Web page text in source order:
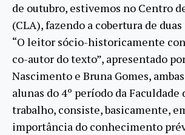
de outubro, estivemos no Centro
(CLA), fazendo a cobertura de
“O leitor sócio-historicamente
co-autor do texto”, apresentado
Nascimento e Bruna Gomes,
alunas do 4º período da Faculdade
trabalho, consiste, basicamente,
importância do conhecimento